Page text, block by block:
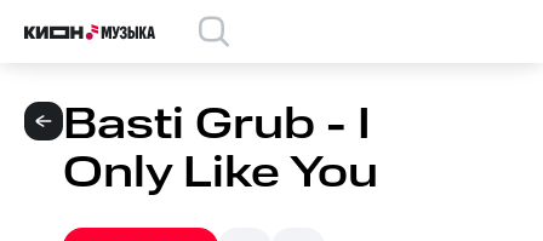
Basti Grub - I
Only Like You